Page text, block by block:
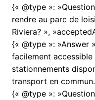
{« @type »:
rendre au parc de
Riviera? »,
{« @type »: »Answer
facilement
stationnements
transport en
{« @type »: